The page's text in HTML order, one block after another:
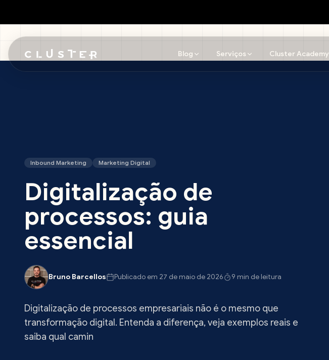
Blog Serviços Cluster Academy
Inbound Marketing Marketing Digital
Digitalização de
processos: guia
essencial
Bruno Barcellos Publicado em 27 de maio de 2026 9 min de leitura
Digitalização de processos empresariais não é o mesmo que
transformação digital. Entenda a diferença, veja exemplos reais e
saiba qual camin